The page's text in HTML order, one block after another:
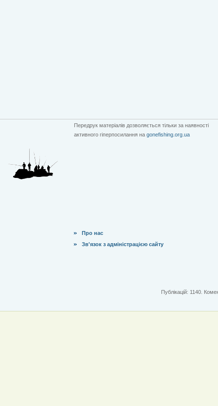
Передрук матеріалів дозволяється тільки за наявності
активного гіперпосилання на gonefishing.org.ua
Про нас
Зв'язок з адміністрацією сайту
Публікацій: 1140.